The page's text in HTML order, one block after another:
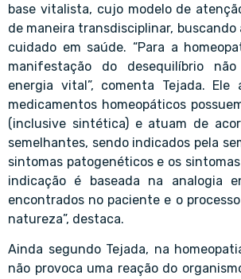
base vitalista, cujo modelo de
de maneira transdisciplinar,
cuidado em saúde. “Para a
manifestação do desequilíbrio
energia vital”, comenta Tejada.
medicamentos homeopáticos
(inclusive sintética) e atuam de
semelhantes, sendo indicados pela
sintomas patogenéticos e os sintomas
indicação é baseada na analogia
encontrados no paciente e o
natureza”, destaca.
Ainda segundo Tejada, na
não provoca uma reação do